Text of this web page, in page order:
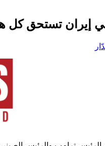
إيران تستحق كل